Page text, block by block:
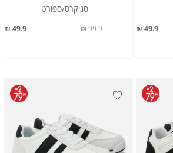
49.9 ₪
סניקרס/ספורט
49.9 ₪ 99.9 ₪